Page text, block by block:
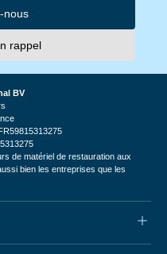
nous
rappel
BV
de matériel de restauration aux
bien les entreprises que les